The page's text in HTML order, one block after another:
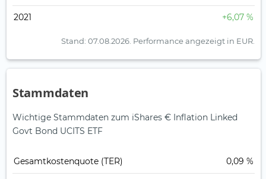
2021 +6,07 %
Stand: 07.08.2026. Performance angezeigt in EUR.
Stammdaten
Wichtige Stammdaten zum iShares € Inflation Linked
Govt Bond UCITS ETF
Gesamt­kosten­quote (TER) 0,09 %